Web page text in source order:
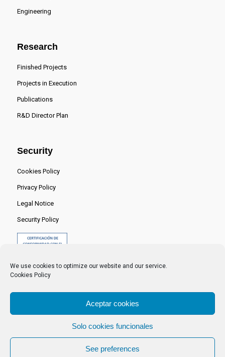
We use cookies to optimize our website and our service.
Cookies Policy
Aceptar cookies
Solo cookies funcionales
See preferences
Engineering
Research
Finished Projects
Projects in Execution
Publications
R&D Director Plan
Security
Cookies Policy
Privacy Policy
Legal Notice
Security Policy
© 2024 Centro Nacional del Hidrógeno -